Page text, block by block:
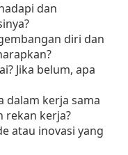
dan
diri dan
Jika belum, apa
dalam kerja sama
rekan kerja?
atau inovasi yang